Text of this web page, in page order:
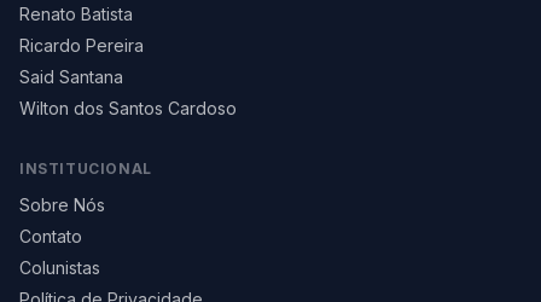
Renato Batista
Ricardo Pereira
Said Santana
Wilton dos Santos Cardoso
INSTITUCIONAL
Sobre Nós
Contato
Colunistas